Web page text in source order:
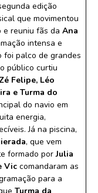
edição
que movimentou
reuniu fãs da Ana
intensa e
foi palco de grandes
público curtiu
Felipe, Léo
e Turma do
do navio em
energia,
Já na piscina,
, que vem
formado porJulia
Vic comandaram as
para a